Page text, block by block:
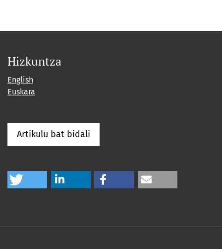
Hizkuntza
English
Euskara
Artikulu bat bidali